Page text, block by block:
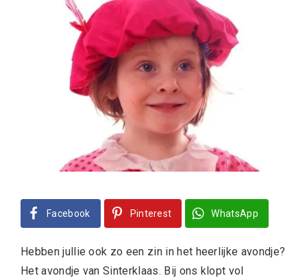
Facebook Pinterest WhatsApp
Hebben jullie ook zo een zin in het heerlijke avondje?
Het avondje van Sinterklaas. Bij ons klopt vol